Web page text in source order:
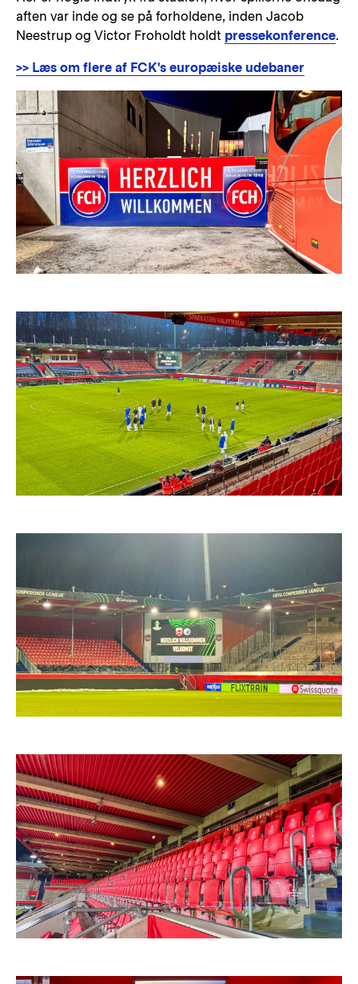
aften var inde og se på forholdene, inden Jacob
Neestrup og Victor Froholdt holdt pressekonference.
>> Læs om flere af FCK's europæiske udebaner